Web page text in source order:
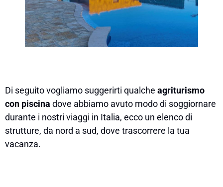
Di seguito vogliamo suggerirti qualche agriturismo
con piscina dove abbiamo avuto modo di soggiornare
durante i nostri viaggi in Italia, ecco un elenco di
strutture, da nord a sud, dove trascorrere la tua
vacanza.